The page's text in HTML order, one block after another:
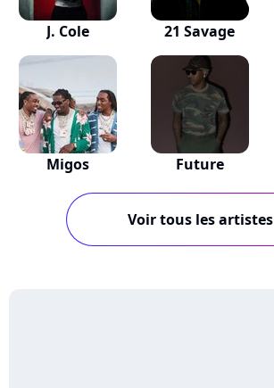
J. Cole 21 Savage
Migos Future
Voir tous les artistes